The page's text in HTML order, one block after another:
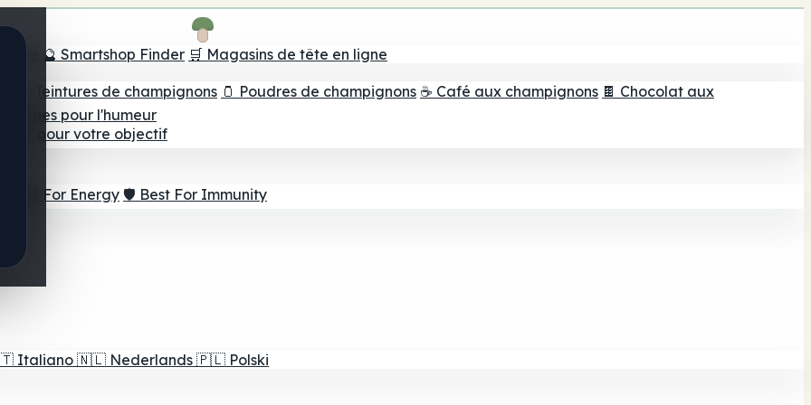
tête 🔮 Smartshop Finder 🛒 Magasins de tête en ligne
💧 Teintures de champignons 🫙 Poudres de champignons ☕ Café aux champignons 🍫 Chocolat aux
Gommes pour l'humeur
pour votre objectif
⚡ Best For Energy 🛡️ Best For Immunity
Italiano 🇳🇱 Nederlands 🇵🇱 Polski